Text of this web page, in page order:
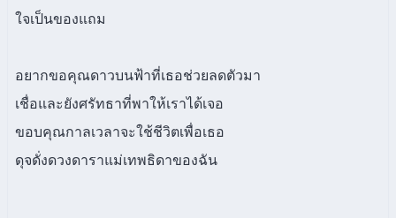
ใจเป็นของแถม
อยากขอคุณดาวบนฟ้าที่เธอช่วยลดตัวมา
เชื่อและยังศรัทธาที่พาให้เราได้เจอ
ขอบคุณกาลเวลาจะใช้ชีวิตเพื่อเธอ
ดุจดั่งดวงดาราแม่เทพธิดาของฉัน